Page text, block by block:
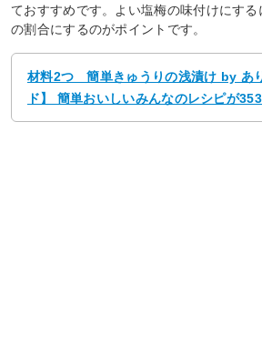
ておすすめです。よい塩梅の味付けにす
の割合にするのがポイントです。
材料2つ 簡単きゅうりの浅漬け by あ
ド】 簡単おいしいみんなのレシピが